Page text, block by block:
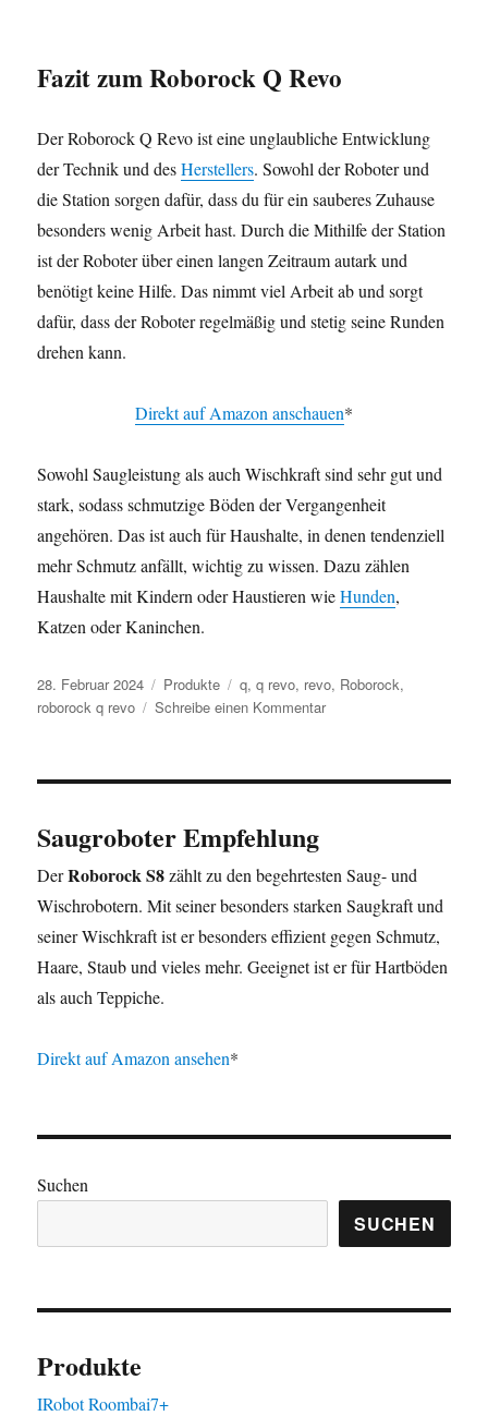
Fazitzum Roborock Q Revo
Der Roborock Q Revo ist eine unglaubliche Entwicklung
der Technik und desHerstellers. Sowohl der Roboter und
die Station sorgen dafür, dass du für ein sauberes Zuhause
besonders wenig Arbeit hast. Durch die Mithilfe der Station
ist der Roboter über einen langen Zeitraum autark und
benötigt keine Hilfe. Das nimmt viel Arbeit ab und sorgt
dafür, dass der Roboter regelmäßig und stetig seine Runden
drehen kann.
Direkt auf Amazon anschauen*
Sowohl Saugleistung als auch Wischkraft sind sehr gut und
stark, sodass schmutzige Böden der Vergangenheit
angehören. Das ist auch für Haushalte, in denen tendenziell
mehr Schmutz anfällt, wichtig zu wissen. Dazu zählen
Haushalte mit Kindern oder Haustieren wieHunden,
Katzen oder Kaninchen.
Veröffentlicht
am
28. Februar 2024 Kategorien
Produkte Schlagwörter
q,q revo, revo, Roborock,
roborock q revo
Schreibe einen Kommentarzu
Revo
Saugroboter Empfehlung
DerRoborock S8zählt zu den begehrtesten Saug- und
Wischrobotern. Mit seiner besonders starken Saugkraft und
seiner Wischkraft ist er besonders effizient gegen Schmutz,
Haare, Staub und vieles mehr. Geeignet ist er für Hartböden
als auch Teppiche.
Direkt auf Amazon ansehen*
Suchen
SUCHEN
Produkte
IRobot Roombai7+